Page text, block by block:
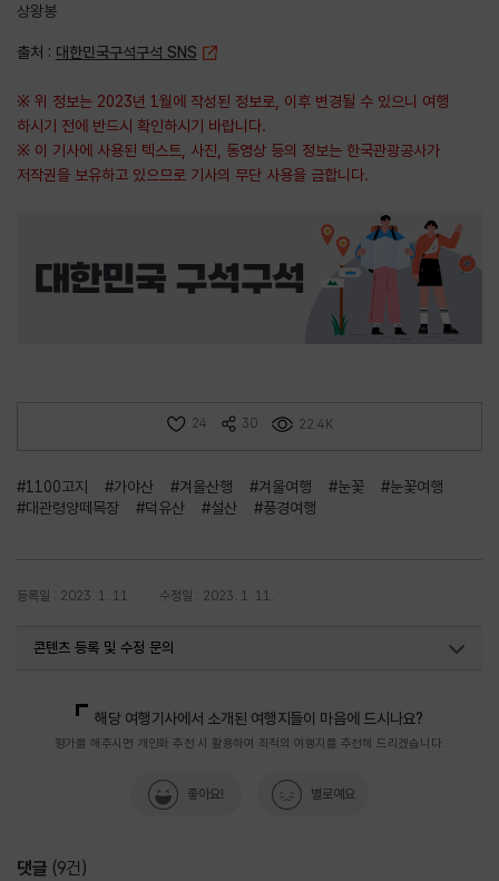
상왕봉
출처 : 대한민국구석구석 SNS
※ 위 정보는 2023년 1월에 작성된 정보로, 이후 변경될 수 있으니 여행
하시기 전에 반드시 확인하시기 바랍니다.
※ 이 기사에 사용된 텍스트, 사진, 동영상 등의 정보는 한국관광공사가
저작권을 보유하고 있으므로 기사의 무단 사용을 금합니다.
24 30 22.4K
#1100고지 #가야산 #겨울산행 #겨울여행 #눈꽃
#눈꽃여행
#대관령양떼목장
#덕유산 #설산 #풍경여행
등록일 : 2023. 1. 11. 수정일 : 2023. 1. 11.
콘텐츠 등록 및 수정 문의
해당 여행기사에서 소개된 여행지들이 마음에 드시나요?
평가를 해주시면 개인화 추천 시 활용하여 최적의 여행지를 추천해 드리겠습니다.
좋아요! 별로예요
댓글 (9건)